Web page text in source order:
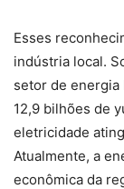
Esses
indústria local.
setor de energia
12,9 bilhões de
eletricidade
Atualmente, a
econômica da